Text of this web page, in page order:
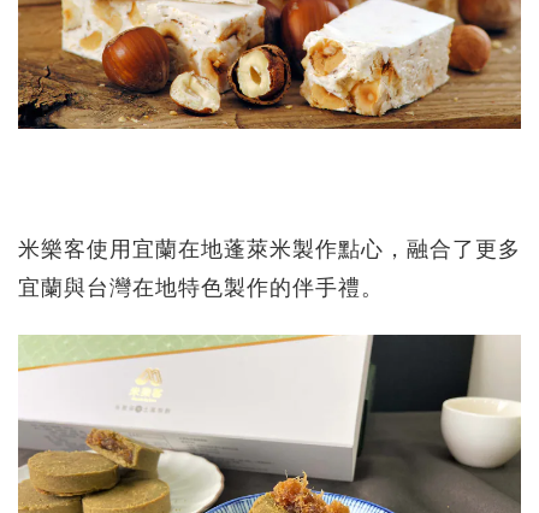
米樂客使用宜蘭在地蓬萊米製作點心，融合了更多
宜蘭與台灣在地特色製作的伴手禮。